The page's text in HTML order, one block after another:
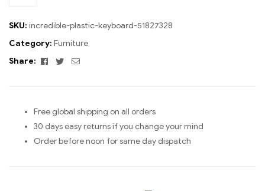
SKU: incredible-plastic-keyboard-51827328
Category: Furniture
Share:
Facebook
TwitterEmail
Free global shipping on all orders
30 days easy returns if you change your mind
Order before noon for same day dispatch